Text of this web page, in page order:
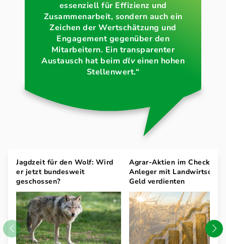
essenziell für Effizienz und
Zusammenarbeit, sondern auch ein
Zeichen der Wertschätzung und
Engagement gegenüber den
Mitarbeitern. Ein transparenter
Austausch hat beim dlveinen hohen
Stellenwert.“
Jagdzeit für den Wolf: Wird
er jetzt bundesweit
geschossen?
Agrar-Aktien im Check: Wo
Anleger mit Landwirtschaft
Geld verdienten